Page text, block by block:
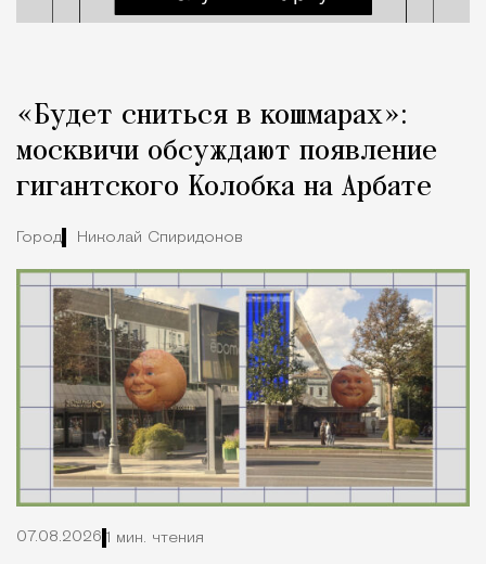
«Будет сниться в кошмарах»:
москвичи обсуждают появление
гигантского Колобка на Арбате
Город Николай Спиридонов
07.08.2026 1 мин. чтения